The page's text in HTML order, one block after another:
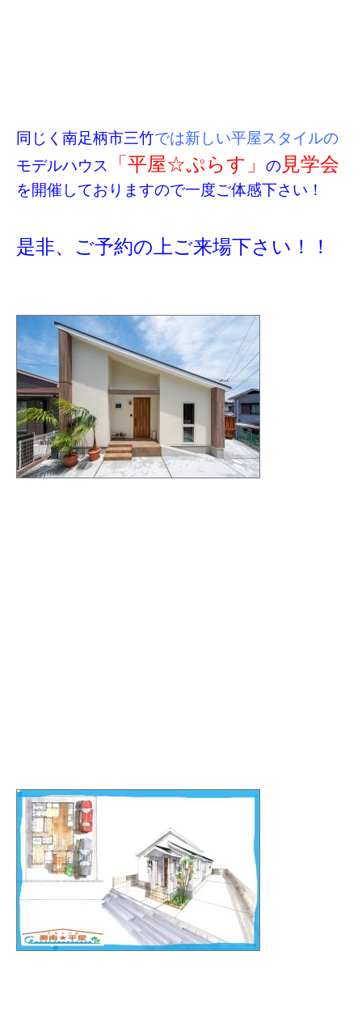
同じく南足柄市三竹では新しい平屋スタイルの
モデルハウス
「平屋☆ぷらす」 の 見学会
を開催しておりますので一度ご体感下さい！
是非、ご予約の上ご来場下さい！！